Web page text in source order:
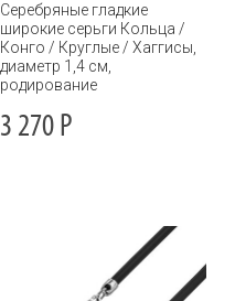
Серебряные гладкие
широкие серьги Кольца /
Конго / Круглые / Хаггисы,
диаметр 1,4 см,
родирование
3 270 Р